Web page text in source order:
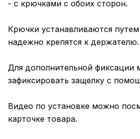
- с крючками с обоих сторон.
Крючки устанавливаются
надежно крепятся к держателю.
Для дополнительной фиксации
зафиксировать защелку с
Видео по установке можно
карточке товара.